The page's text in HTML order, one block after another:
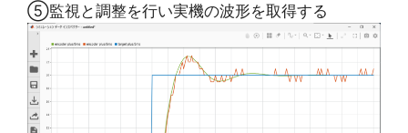
⑤監視と調整を行い実機の波形を取得する